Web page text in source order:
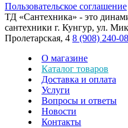
Пользовательское соглашение
ТД «Сантехника» - это
сантехники г. Кунгур, ул.
Пролетарская, 4 8 (908) 240-
О магазине
Каталог товаров
Доставка и оплата
Услуги
Вопросы и ответы
Новости
Контакты